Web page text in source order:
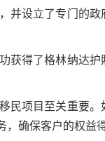
并设立了专门的
获得了格林纳达
民项目至关重要
确保客户的权益